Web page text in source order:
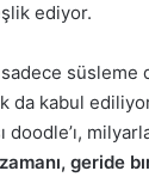
ediyor.
süsleme
kabul
doodle’ı,
geride